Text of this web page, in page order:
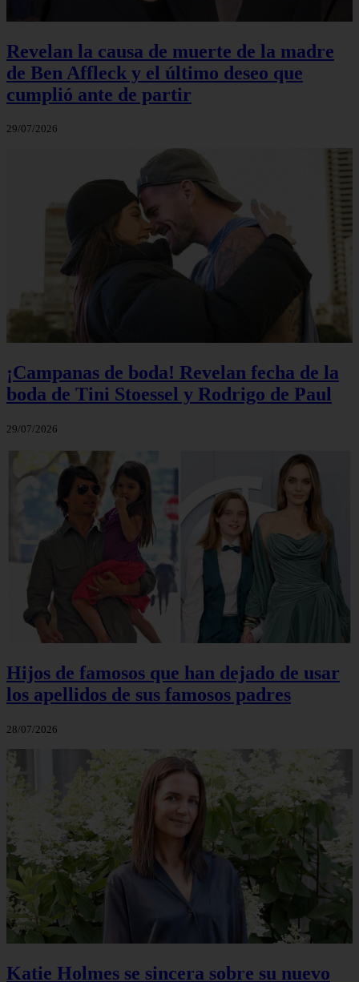
Revelan la causa de muerte de la madre
de Ben Affleck y el último deseo que
cumplió ante de partir
29/07/2026
¡Campanas de boda! Revelan fecha de la
boda de Tini Stoessel y Rodrigo de Paul
29/07/2026
Hijos de famosos que han dejado de usar
los apellidos de sus famosos padres
28/07/2026
Katie Holmes se sincera sobre su nuevo